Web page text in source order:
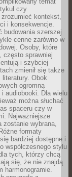
czy
kontekst,
i konsekwencje.
budowania szerszej
cenne zarówno w
Osoby, które
często sprawniej
i szybciej
zmienił się także
Obok
ogromną
i audiobooki. Dla wielu
można słuchać
spaceru czy w
Najważniejsze
zostanie wybrana,
formaty
bardziej dostępne i
współczesnego stylu
tych, którzy chcą
się, że nie znajdą
harmonogramie.